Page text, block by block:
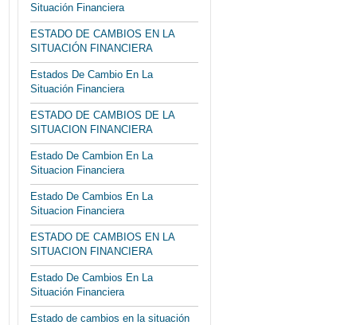
Situación Financiera
ESTADO DE CAMBIOS EN LA
SITUACIÓN FINANCIERA
Estados De Cambio En La
Situación Financiera
ESTADO DE CAMBIOS DE LA
SITUACION FINANCIERA
Estado De Cambion En La
Situacion Financiera
Estado De Cambios En La
Situacion Financiera
ESTADO DE CAMBIOS EN LA
SITUACION FINANCIERA
Estado De Cambios En La
Situación Financiera
Estado de cambios en la situación